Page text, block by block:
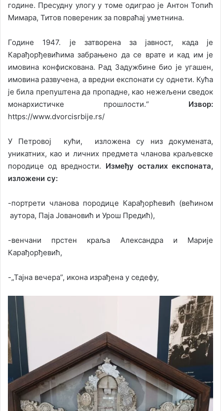
године. Пресудну улогу у томе одиграо је Антон Топић
Мимара, Титов повереник за повраћај уметнина.
Године 1947. је затворена за јавност, када је
Карађорђевићима забрањено да се врате и кад им је
имовина конфискована. Рад Задужбине био је угашен,
имовина развучена, а вредни експонати су однети. Кућа
је била препуштена да пропадне, као нежељени сведок
монархистичке прошлости.“ Извор:
https://www.dvorcisrbije.rs/
У Петровој кући, изложена су низ докумената,
уникатних, као и личних предмета чланова краљевске
породице од вредности. Између осталих експоната,
изложени су:
-портрети чланова породице Карађорћевић (већином
аутора, Паја Јовановић и Урош Предић),
-венчани прстен краља Александра и Марије
Карађорђевић,
-„Тајна вечера”, икона израђена у седефу,